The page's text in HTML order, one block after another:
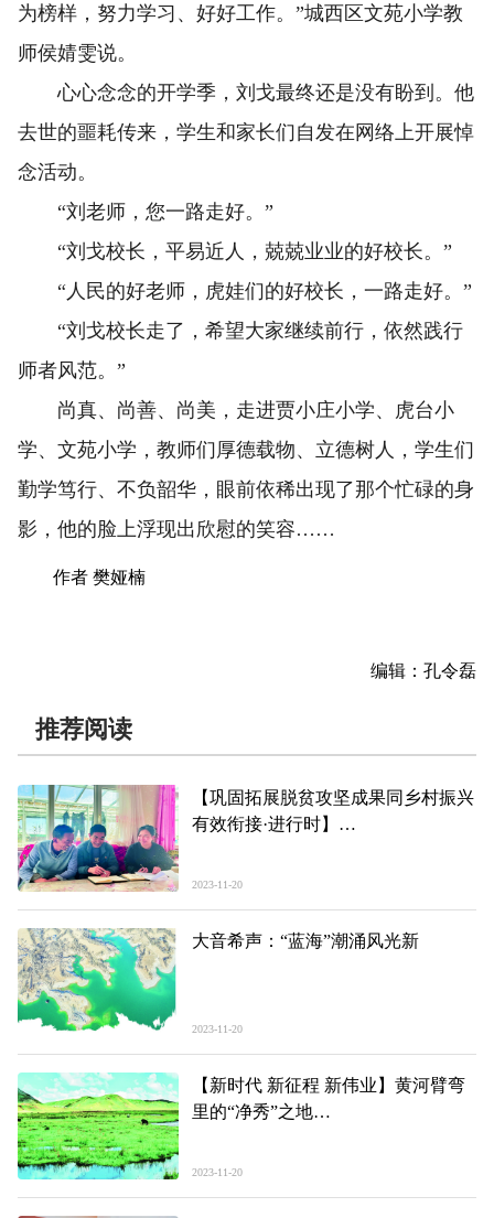
为榜样，努力学习、好好工作。”城西区文苑小学教
师侯婧雯说。
心心念念的开学季，刘戈最终还是没有盼到。他
去世的噩耗传来，学生和家长们自发在网络上开展悼
念活动。
“刘老师，您一路走好。”
“刘戈校长，平易近人，兢兢业业的好校长。”
“人民的好老师，虎娃们的好校长，一路走好。”
“刘戈校长走了，希望大家继续前行，依然践行
师者风范。”
尚真、尚善、尚美，走进贾小庄小学、虎台小
学、文苑小学，教师们厚德载物、立德树人，学生们
勤学笃行、不负韶华，眼前依稀出现了那个忙碌的身
影，他的脸上浮现出欣慰的笑容……
作者 樊娅楠
编辑：孔令磊
推荐阅读
【巩固拓展脱贫攻坚成果同乡村振兴
有效衔接·进行时】
区李家山镇峡口村驻村第一书记毕燕
2023-11-20
大音希声：“蓝海”潮涌风光新
2023-11-20
【新时代 新征程 新伟业】黄河臂弯
里的“净秀”之地
金山银山”实践创新基地纪实
2023-11-20